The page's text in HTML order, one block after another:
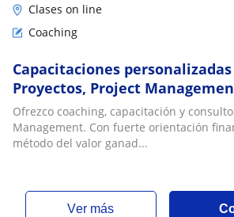
Clases on line
Coaching
Capacitaciones
Proyectos, Project
Ofrezco coaching, capacitación y
Management. Con fuerte orientación
método del valor ganad...
ver más